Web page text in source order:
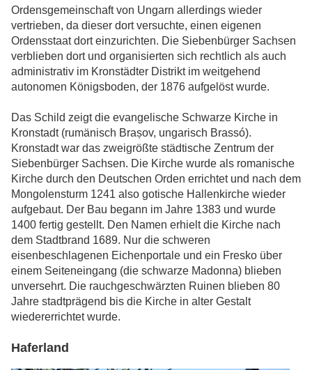
Ordensgemeinschaft von Ungarn allerdings wieder
vertrieben, da dieser dort versuchte, einen eigenen
Ordensstaat dort einzurichten. Die Siebenbürger Sachsen
verblieben dort und organisierten sich rechtlich als auch
administrativ im Kronstädter Distrikt im weitgehend
autonomen Königsboden, der 1876 aufgelöst wurde.
Das Schild zeigt die evangelische Schwarze Kirche in
Kronstadt (rumänisch Brașov, ungarisch Brassó).
Kronstadt war das zweigrößte städtische Zentrum der
Siebenbürger Sachsen. Die Kirche wurde als romanische
Kirche durch den Deutschen Orden errichtet und nach dem
Mongolensturm 1241 also gotische Hallenkirche wieder
aufgebaut. Der Bau begann im Jahre 1383 und wurde
1400 fertig gestellt. Den Namen erhielt die Kirche nach
dem Stadtbrand 1689. Nur die schweren
eisenbeschlagenen Eichenportale und ein Fresko über
einem Seiteneingang (die schwarze Madonna) blieben
unversehrt. Die rauchgeschwärzten Ruinen blieben 80
Jahre stadtprägend bis die Kirche in alter Gestalt
wiedererrichtet wurde.
Haferland